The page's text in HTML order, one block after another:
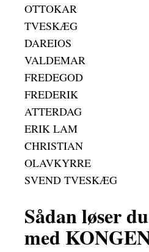
OTTOKAR
TVESKÆG
DAREIOS
VALDEMAR
FREDEGOD
FREDERIK
ATTERDAG
ERIK LAM
CHRISTIAN
OLAVKYRRE
SVEND TVESKÆG
Sådan løser
med